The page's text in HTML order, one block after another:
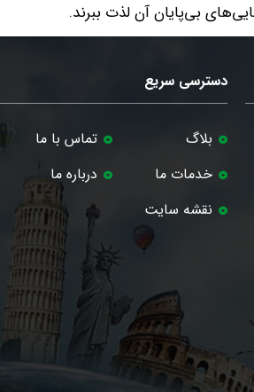
بی‌پایان آن لذت ببرند.
دسترسی سریع
بلاگ
تماس با ما
خدمات ما
درباره ما
نقشه سایت